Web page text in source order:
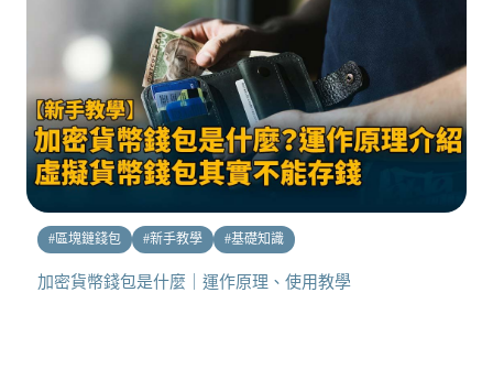
#區塊鏈錢包 #新手教學 #基礎知識
加密貨幣錢包是什麼｜運作原理、使用教學